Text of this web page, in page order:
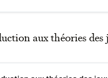
aux théories des